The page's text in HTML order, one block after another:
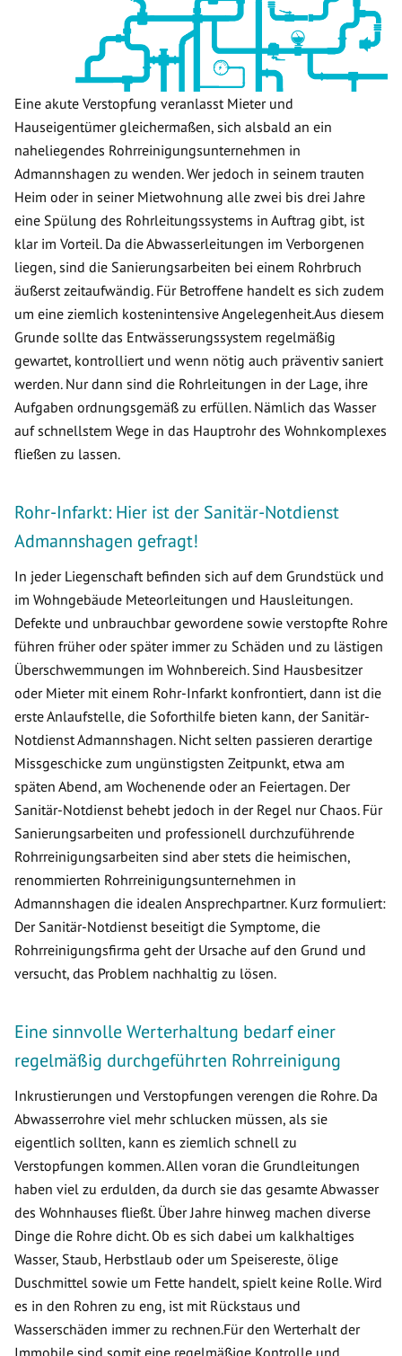
Eine akute Verstopfung veranlasst Mieter und
Hauseigentümer gleichermaßen, sich alsbald an ein
naheliegendes Rohrreinigungsunternehmen in
Admannshagen zu wenden. Wer jedoch in seinem trauten
Heim oder in seiner Mietwohnung alle zwei bis drei Jahre
eine Spülung des Rohrleitungssystems in Auftrag gibt, ist
klar im Vorteil. Da die Abwasserleitungen im Verborgenen
liegen, sind die Sanierungsarbeiten bei einem Rohrbruch
äußerst zeitaufwändig. Für Betroffene handelt es sich zudem
um eine ziemlich kostenintensive Angelegenheit.Aus diesem
Grunde sollte das Entwässerungssystem regelmäßig
gewartet, kontrolliert und wenn nötig auch präventiv saniert
werden. Nur dann sind die Rohrleitungen in der Lage, ihre
Aufgaben ordnungsgemäß zu erfüllen. Nämlich das Wasser
auf schnellstem Wege in das Hauptrohr des Wohnkomplexes
fließen zu lassen.
Rohr-Infarkt: Hier ist der Sanitär-Notdienst
Admannshagen gefragt!
In jeder Liegenschaft befinden sich auf dem Grundstück und
im Wohngebäude Meteorleitungen und Hausleitungen.
Defekte und unbrauchbar gewordene sowie verstopfte Rohre
führen früher oder später immer zu Schäden und zu lästigen
Überschwemmungen im Wohnbereich. Sind Hausbesitzer
oder Mieter mit einem Rohr-Infarkt konfrontiert, dann ist die
erste Anlaufstelle, die Soforthilfe bieten kann, der Sanitär-
Notdienst Admannshagen. Nicht selten passieren derartige
Missgeschicke zum ungünstigsten Zeitpunkt, etwa am
späten Abend, am Wochenende oder an Feiertagen. Der
Sanitär-Notdienst behebt jedoch in der Regel nur Chaos. Für
Sanierungsarbeiten und professionell durchzuführende
Rohrreinigungsarbeiten sind aber stets die heimischen,
renommierten Rohrreinigungsunternehmen in
Admannshagen die idealen Ansprechpartner. Kurz formuliert:
Der Sanitär-Notdienst beseitigt die Symptome, die
Rohrreinigungsfirma geht der Ursache auf den Grund und
versucht, das Problem nachhaltig zu lösen.
Eine sinnvolle Werterhaltung bedarf einer
regelmäßig durchgeführten Rohrreinigung
Inkrustierungen und Verstopfungen verengen die Rohre. Da
Abwasserrohre viel mehr schlucken müssen, als sie
eigentlich sollten, kann es ziemlich schnell zu
Verstopfungen kommen. Allen voran die Grundleitungen
haben viel zu erdulden, da durch sie das gesamte Abwasser
des Wohnhauses fließt. Über Jahre hinweg machen diverse
Dinge die Rohre dicht. Ob es sich dabei um kalkhaltiges
Wasser, Staub, Herbstlaub oder um Speisereste, ölige
Duschmittel sowie um Fette handelt, spielt keine Rolle. Wird
es in den Rohren zu eng, ist mit Rückstaus und
Wasserschäden immer zu rechnen.Für den Werterhalt der